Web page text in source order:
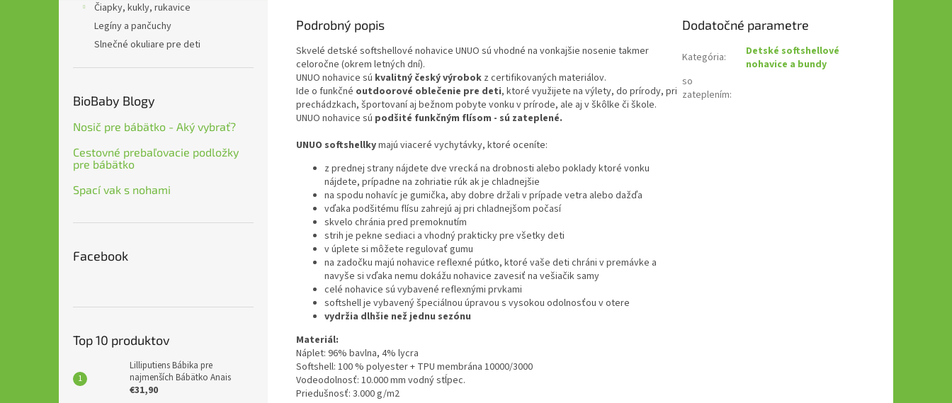
Čiapky, kukly, rukavice
Legíny a pančuchy
Slnečné okuliare pre deti
BioBaby Blogy
Nosič pre bábätko - Aký vybrať?
Cestovné prebaľovacie podložky
pre bábätko
Spací vak s nohami
Facebook
Top 10 produktov
Lilliputiens Bábika pre
najmenších Bábätko Anais
€31,90
Podrobný popis
Skvelé detské softshellové nohavice UNUO sú vhodné na vonkajšie nosenie takmer
celoročne (okrem letných dní).
UNUO nohavice sú kvalitný českývýrobok z certifikovaných materiálov.
Ide o funkčné outdoorové oblečenie pre deti, ktoré využijete na výlety, do prírody, pri
prechádzkach, športovaní aj bežnom pobyte vonku v prírode, ale aj v škôlke či škole.
UNUO nohavice sú podšité funkčným flísom - sú zateplené.
UNUO softshellkymajú viaceré vychytávky, ktoré oceníte:
z prednej strany nájdete dve vrecká na drobnosti alebo poklady ktoré vonku
nájdete, prípadne na zohriatie rúk ak je chladnejšie
na spodu nohavíc je gumička, aby dobre držali v prípade vetra alebo dažďa
vďaka podšitému flísu zahrejú aj pri chladnejšom počasí
skvelo chránia pred premoknutím
strih je pekne sediaci a vhodný prakticky pre všetky deti
v úplete si môžete regulovať gumu
na zadočku majú nohavice reflexné pútko, ktoré vaše deti chráni v premávke a
navyše si vďaka nemu dokážu nohavice zavesiť na vešiačik samy
celé nohavice sú vybavené reflexnými prvkami
softshell je vybavený špeciálnou úpravou s vysokou odolnosťou v otere
vydržia dlhšie než jednu sezónu
Materiál:
Náplet: 96% bavlna, 4% lycra
Softshell: 100 % polyester + TPU membrána 10000/3000
Vodeodolnosť: 10.000 mm vodný stĺpec.
Priedušnosť: 3.000 g/m2
Dodatočné parametre
Kategória:
Detské softshellové
nohavice a bundy
so
zateplením: